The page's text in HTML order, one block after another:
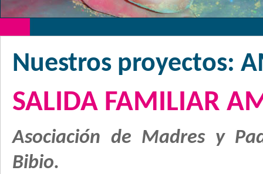
Nuestros proyectos:
SALIDA FAMILIAR
Asociación de Madres y
Bibio.